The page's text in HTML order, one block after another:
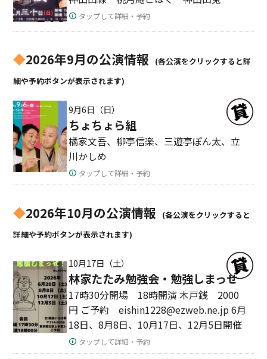
タップして詳細・予約
◆2026年9月の公演情報
(各公演をクリックすると詳
細や予約ボタンが表示されます)
9月6日（日）
ちょちょら組
橘家文吾、柳亭信楽、三遊亭ぽん太、立
川かしめ
タップして詳細・予約
◆2026年10月の公演情報
(各公演をクリックすると
詳細や予約ボタンが表示されます)
10月17日（土）
林家たたみ勉強会・勉強しまっせ
17時30分開場 18時開演 木戸銭 2000
円 ご予約 eishin1228@ezweb.ne.jp 6月
18日、8月8日、10月17日、12月5日開催
タップして詳細・予約